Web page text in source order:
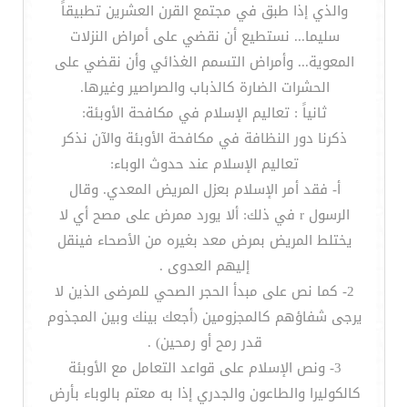
والذي إذا طبق في مجتمع القرن العشرين تطبيقاً
سليما... نستطيع أن نقضي على أمراض النزلات
المعوية... وأمراض التسمم الغذائي وأن نقضي على
الحشرات الضارة كالذباب والصراصير وغيرها.
ثانياً : تعاليم الإسلام في مكافحة الأوبئة:
ذكرنا دور النظافة في مكافحة الأوبئة والآن نذكر
تعاليم الإسلام عند حدوث الوباء:
أ- فقد أمر الإسلام بعزل المريض المعدي. وقال
الرسول r في ذلك: ألا يورد ممرض على مصح أي لا
يختلط المريض بمرض معد بغيره من الأصحاء فينقل
إليهم العدوى .
2- كما نص على مبدأ الحجر الصحي للمرضى الذين لا
يرجى شفاؤهم كالمجزومين (أجعك بينك وبين المجذوم
قدر رمح أو رمحين) .
3- ونص الإسلام على قواعد التعامل مع الأوبئة
كالكوليرا والطاعون والجدري إذا به معتم بالوباء بأرض